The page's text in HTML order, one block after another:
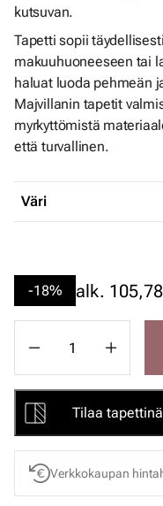
kutsuvan.
Tapetti sopii
makuuhuoneeseen tai
haluat luoda pehmeän
Majvillanin tapetit
myrkyttömistä
että turvallinen.
Väri
-18% alk.
Tilaa
Verkkokaupan